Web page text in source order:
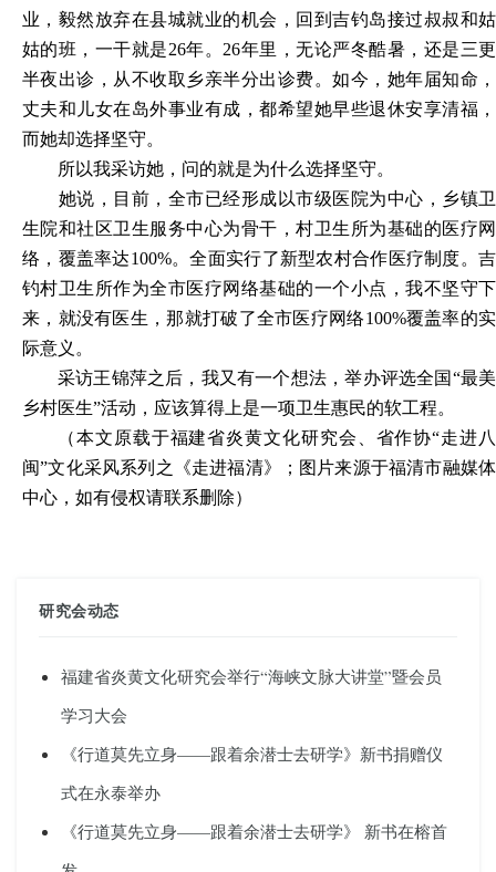
业，毅然放弃在县城就业的机会，回到吉钓岛接过叔叔和姑
姑的班，一干就是26年。26年里，无论严冬酷暑，还是三更
半夜出诊，从不收取乡亲半分出诊费。如今，她年届知命，
丈夫和儿女在岛外事业有成，都希望她早些退休安享清福，
而她却选择坚守。
所以我采访她，问的就是为什么选择坚守。
她说，目前，全市已经形成以市级医院为中心，乡镇卫
生院和社区卫生服务中心为骨干，村卫生所为基础的医疗网
络，覆盖率达100%。全面实行了新型农村合作医疗制度。吉
钓村卫生所作为全市医疗网络基础的一个小点，我不坚守下
来，就没有医生，那就打破了全市医疗网络100%覆盖率的实
际意义。
采访王锦萍之后，我又有一个想法，举办评选全国“最美
乡村医生”活动，应该算得上是一项卫生惠民的软工程。
（本文原载于福建省炎黄文化研究会、省作协“走进八
闽”文化采风系列之
《走进福清》；图片来源于福清市融媒体
中心，如有侵权请联系删除）
研究会动态
福建省炎黄文化研究会举行“海峡文脉大讲堂”暨会员
学习大会
《行道莫先立身——跟着余潜士去研学》新书捐赠仪
式在永泰举办
《行道莫先立身——跟着余潜士去研学》 新书在榕首